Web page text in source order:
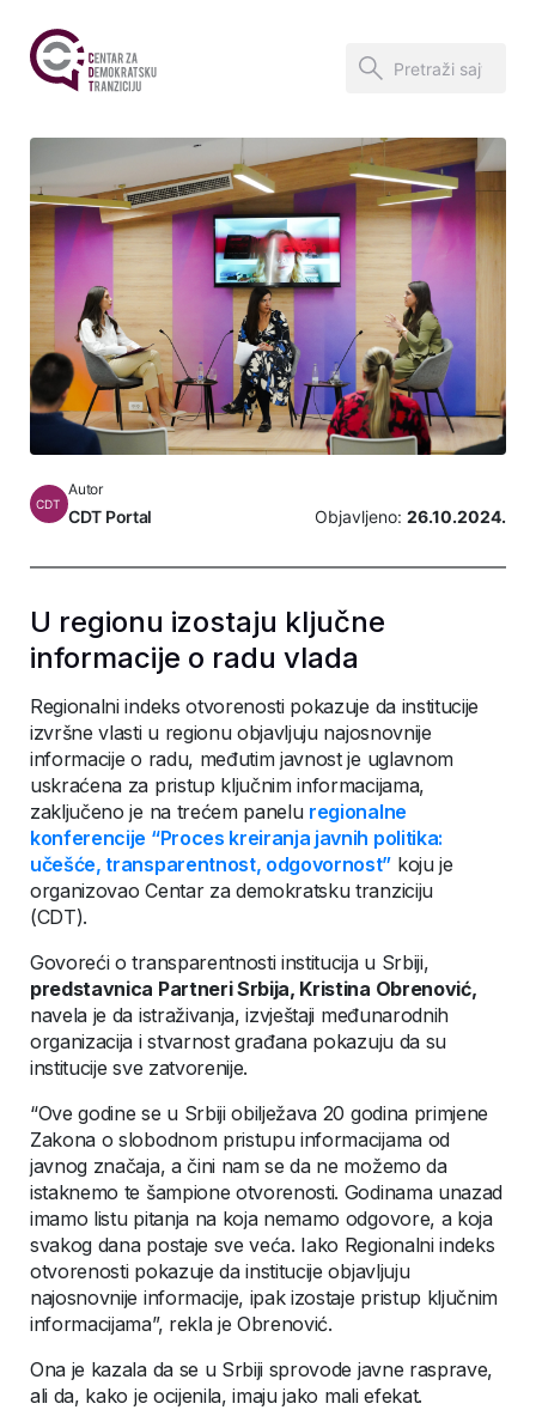
CDT
Autor
CDT Portal Objavljeno: 26.10.2024.
U regionu izostaju ključne
informacije o radu vlada
Regionalni indeks otvorenosti pokazuje da institucije
izvršne vlasti u regionu objavljuju najosnovnije
informacije o radu, međutim javnost je uglavnom
uskraćena za pristup ključnim informacijama,
zaključeno je na trećem panelu regionalne
konferencije “Proces kreiranja javnih politika:
učešće, transparentnost, odgovornost” koju je
organizovao Centar za demokratsku tranziciju
(CDT).
Govoreći o transparentnosti institucija u Srbiji,
predstavnica Partneri Srbija, Kristina Obrenović,
navela je da istraživanja, izvještaji međunarodnih
organizacija i stvarnost građana pokazuju da su
institucije sve zatvorenije.
“Ove godine se u Srbiji obilježava 20 godina primjene
Zakona o slobodnom pristupu informacijama od
javnog značaja, a čini nam se da ne možemo da
istaknemo te šampione otvorenosti. Godinama unazad
imamo listu pitanja na koja nemamo odgovore, a koja
svakog dana postaje sve veća. Iako Regionalni indeks
otvorenosti pokazuje da institucije objavljuju
najosnovnije informacije, ipak izostaje pristup ključnim
informacijama”, rekla je Obrenović.
Ona je kazala da se u Srbiji sprovode javne rasprave,
ali da, kako je ocijenila, imaju jako mali efekat.